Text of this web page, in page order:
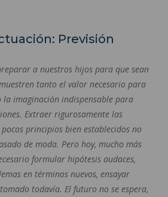
Previsión
a nuestros hijos para que sean
tanto el valor necesario para
imaginación indispensable para
Extraer rigurosamente las
pocos principios bien establecidos no
de moda. Pero hoy, mucho más
formular hipótesis audaces,
en términos nuevos, ensayar
todavía. El futuro no se espera,